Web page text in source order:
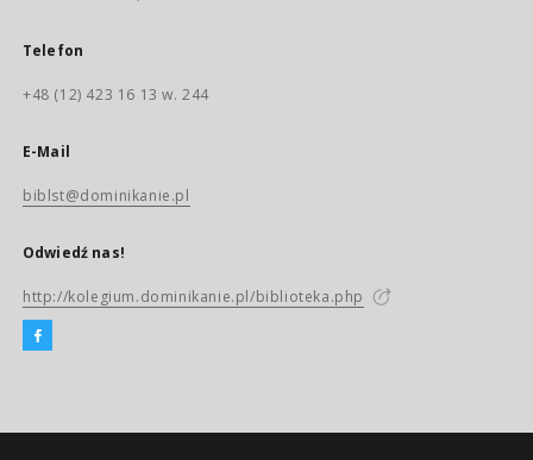
Telefon
+48 (12) 423 16 13 w. 244
E-Mail
biblst@dominikanie.pl
Odwiedź nas!
http://kolegium.dominikanie.pl/biblioteka.php